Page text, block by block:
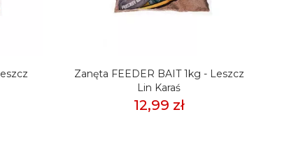
Zanęta FEEDER BAIT 1kg - Leszcz
Lin Karaś
12,99 zł